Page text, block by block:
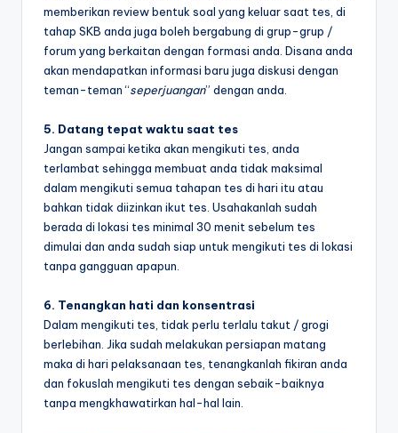
memberikan review bentuk soal yang keluar saat tes, di
tahap SKB anda juga boleh bergabung di grup-grup /
forum yang berkaitan dengan formasi anda. Disana anda
akan mendapatkan informasi baru juga diskusi dengan
teman-teman “seperjuangan” dengan anda.
5. Datang tepat waktu saat tes
Jangan sampai ketika akan mengikuti tes, anda
terlambat sehingga membuat anda tidak maksimal
dalam mengikuti semua tahapan tes di hari itu atau
bahkan tidak diizinkan ikut tes. Usahakanlah sudah
berada di lokasi tes minimal 30 menit sebelum tes
dimulai dan anda sudah siap untuk mengikuti tes di lokasi
tanpa gangguan apapun.
6. Tenangkan hati dan konsentrasi
Dalam mengikuti tes, tidak perlu terlalu takut / grogi
berlebihan. Jika sudah melakukan persiapan matang
maka di hari pelaksanaan tes, tenangkanlah fikiran anda
dan fokuslah mengikuti tes dengan sebaik-baiknya
tanpa mengkhawatirkan hal-hal lain.